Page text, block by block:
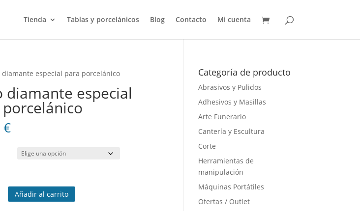
Tienda Tablas y porcelánicos Blog Contacto Mi cuenta
diamante especial para porcelánico
diamante especial
€
Añadir al carrito
Categoría de producto
Abrasivos y Pulidos
Adhesivos y Masillas
Arte Funerario
Cantería y Escultura
Corte
Herramientas de
manipulación
Máquinas Portátiles
Ofertas / Outlet